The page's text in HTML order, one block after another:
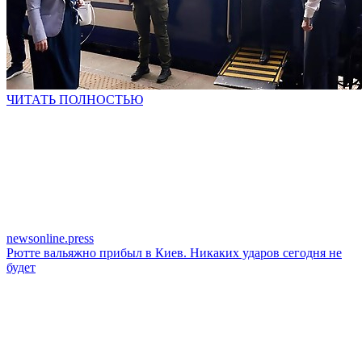
ЧИТАТЬ ПОЛНОСТЬЮ
newsonline.press
Рютте вальяжно прибыл в Киев. Никаких ударов сегодня не
будет